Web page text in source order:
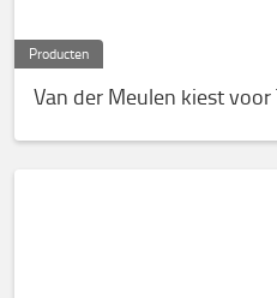
Producten
Van der Meulen kiest